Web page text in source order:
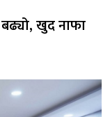
खुद नाफा